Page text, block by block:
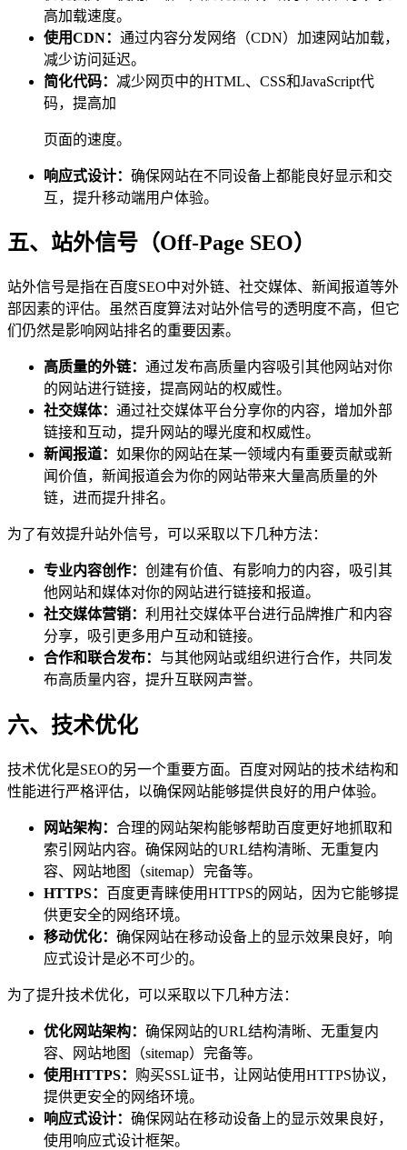
高加载速度。
使用CDN： 通过内容分发网络（CDN）加速网站加载，
减少访问延迟。
简化代码： 减少网页中的HTML、CSS和JavaScript代
码，提高加
页面的速度。
响应式设计： 确保网站在不同设备上都能良好显示和交
互，提升移动端用户体验。
五、站外信号（Off-Page SEO）
站外信号是指在百度SEO中对外链、社交媒体、新闻报道等外
部因素的评估。虽然百度算法对站外信号的透明度不高，但它
们仍然是影响网站排名的重要因素。
高质量的外链： 通过发布高质量内容吸引其他网站对你
的网站进行链接，提高网站的权威性。
社交媒体： 通过社交媒体平台分享你的内容，增加外部
链接和互动，提升网站的曝光度和权威性。
新闻报道： 如果你的网站在某一领域内有重要贡献或新
闻价值，新闻报道会为你的网站带来大量高质量的外
链，进而提升排名。
为了有效提升站外信号，可以采取以下几种方法：
专业内容创作： 创建有价值、有影响力的内容，吸引其
他网站和媒体对你的网站进行链接和报道。
社交媒体营销： 利用社交媒体平台进行品牌推广和内容
分享，吸引更多用户互动和链接。
合作和联合发布： 与其他网站或组织进行合作，共同发
布高质量内容，提升互联网声誉。
六、技术优化
技术优化是SEO的另一个重要方面。百度对网站的技术结构和
性能进行严格评估，以确保网站能够提供良好的用户体验。
网站架构： 合理的网站架构能够帮助百度更好地抓取和
索引网站内容。确保网站的URL结构清晰、无重复内
容、网站地图（sitemap）完备等。
HTTPS： 百度更青睐使用HTTPS的网站，因为它能够提
供更安全的网络环境。
移动优化： 确保网站在移动设备上的显示效果良好，响
应式设计是必不可少的。
为了提升技术优化，可以采取以下几种方法：
优化网站架构： 确保网站的URL结构清晰、无重复内
容、网站地图（sitemap）完备等。
使用HTTPS： 购买SSL证书，让网站使用HTTPS协议，
提供更安全的网络环境。
响应式设计： 确保网站在移动设备上的显示效果良好，
使用响应式设计框架。